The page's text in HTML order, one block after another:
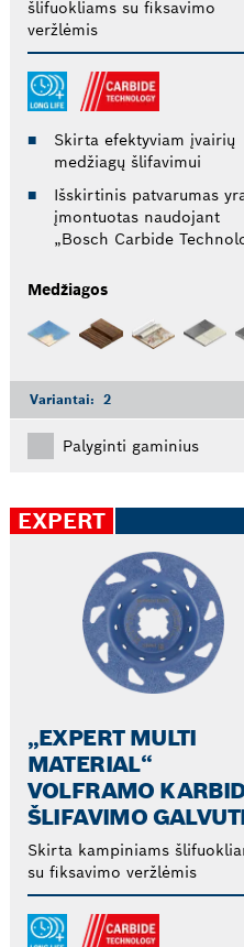
šlifuokliams su fiksavimo
veržlėmis
Skirta efektyviam įvairių
medžiagų šlifavimui
Išskirtinis patvarumas
įmontuotas naudojant
„Bosch Carbide
Medžiagos
Variantai: 2
Palyginti gaminius
EXPERT
„EXPERT MULTI
MATERIAL“
VOLFRAMO
ŠLIFAVIMO
Skirta kampiniams
su fiksavimo veržlėmis